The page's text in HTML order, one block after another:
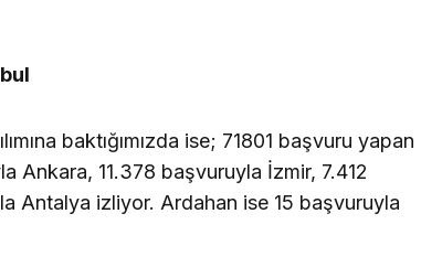
baktığımızda ise; 71801 başvuru yapan
Ankara, 11.378 başvuruyla İzmir, 7.412
Antalya izliyor. Ardahan ise 15 başvuruyla